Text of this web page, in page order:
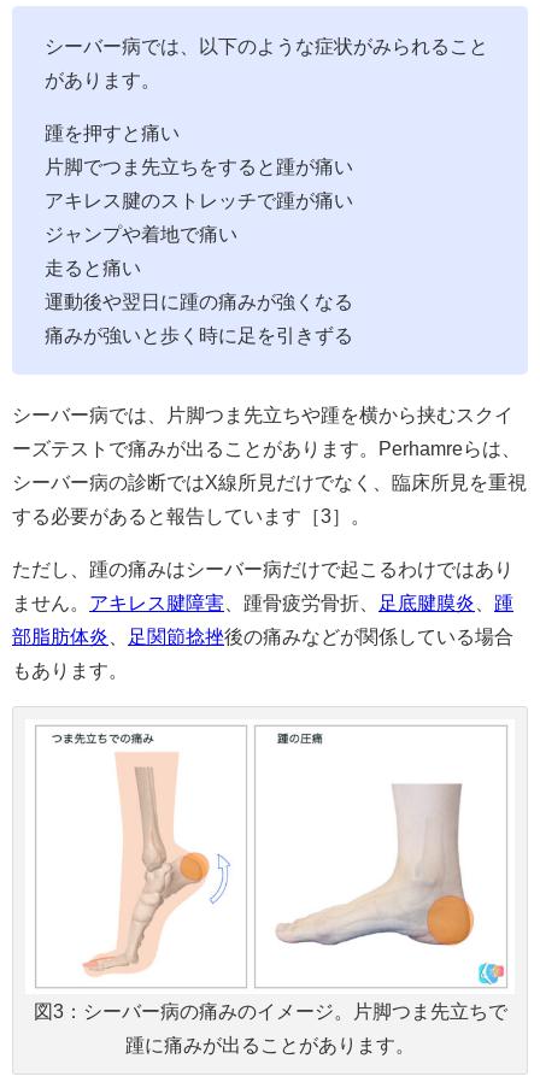
シーバー病では、以下のような症状がみられること
があります。
踵を押すと痛い
片脚でつま先立ちをすると踵が痛い
アキレス腱のストレッチで踵が痛い
ジャンプや着地で痛い
走ると痛い
運動後や翌日に踵の痛みが強くなる
痛みが強いと歩く時に足を引きずる
シーバー病では、片脚つま先立ちや踵を横から挟むスクイ
ーズテストで痛みが出ることがあります。Perhamreらは、
シーバー病の診断ではX線所見だけでなく、臨床所見を重視
する必要があると報告しています［3］。
ただし、踵の痛みはシーバー病だけで起こるわけではあり
ません。 アキレス腱障害 、踵骨疲労骨折、 足底腱膜炎
踵
部脂肪体炎
足関節捻挫後の痛みなどが関係している場合
もあります。
図3：シーバー病の痛みのイメージ。片脚つま先立ちで
踵に痛みが出ることがあります。